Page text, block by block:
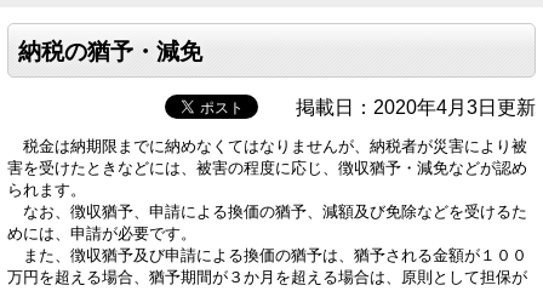
納税の猶予・減免
掲載日：2020年4月3日更新
税金は納期限までに納めなくてはなりませんが、納税者が災害により被
害を受けたときなどには、被害の程度に応じ、徴収猶予・減免などが認め
られます。
なお、徴収猶予、申請による換価の猶予、減額及び免除などを受けるた
めには、申請が必要です。
また、徴収猶予及び申請による換価の猶予は、猶予される金額が１００
万円を超える場合、猶予期間が３か月を超える場合は、原則として担保が